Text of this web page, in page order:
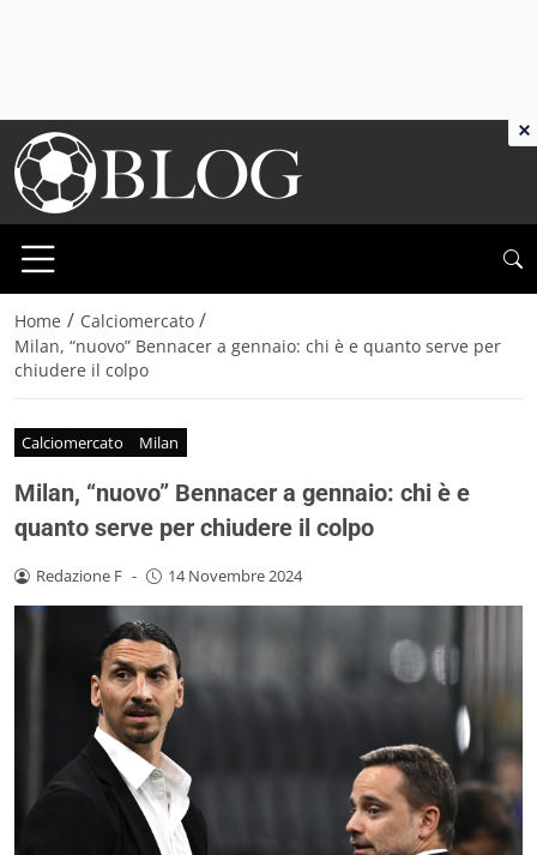
Home / Calciomercato /
Milan, “nuovo” Bennacer a gennaio: chi è e quanto serve per
chiudere il colpo
Calciomercato Milan
Milan, “nuovo” Bennacer a gennaio: chi è e
quanto serve per chiudere il colpo
Redazione F - 14 Novembre 2024
×